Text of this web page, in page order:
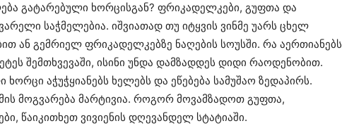
გატარებული ხორცისგან? ფრიკადელკები, გუფთა და
საჭმელებია. იშვიათად თუ იტყვის ვინმე უარს ცხელ
ან გემრიელ ფრიკადელკებზე ნაღების სოუსში. რა აერთიანებს
შემთხვევაში, ისინი უნდა დამზადდეს დიდი რაოდენობით.
აჭუჭყიანებს ხელებს და ეწებება სამუშაო ზედაპირს.
მოგვარება მარტივია. როგორ მოვამზადოთ გუფთა,
წაიკითხეთ ვივიენის დღევანდელ სტატიაში.